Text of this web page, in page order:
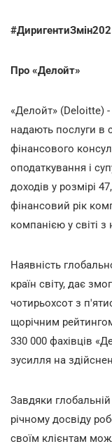
Про «Делойт»
«Делойт» (Deloitte)
надають послуги в
фінансового
оподаткування і
доходів у розмірі
фінансовий рік
компанією у світі
Наявність
країн світу, дає
чотирьохсот з
щорічним
330 000 фахівців
зусилля на
Завдяки
річному досвіду
своїм клієнтам